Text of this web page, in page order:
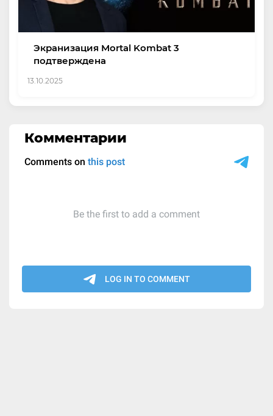
Экранизация Mortal Kombat 3
подтверждена
13.10.2025
Комментарии